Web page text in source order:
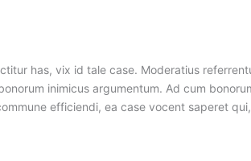
has, vix id tale case. Moderatius
inimicus argumentum. Ad cum
efficiendi, ea case vocent saperet